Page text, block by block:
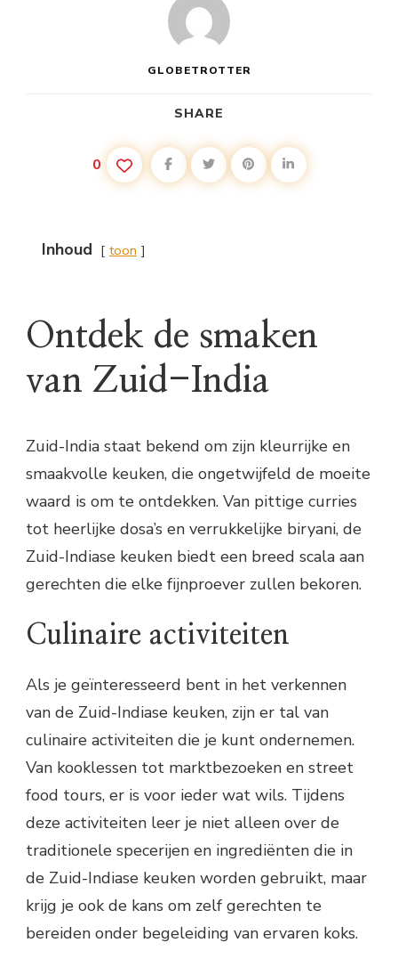
GLOBETROTTER
SHARE
0
Inhoud toon
Ontdek de smaken
van Zuid-India
Zuid-India staat bekend om zijn kleurrijke en
smaakvolle keuken, die ongetwijfeld de moeite
waard is om te ontdekken. Van pittige curries
tot heerlijke dosa’s en verrukkelijke biryani, de
Zuid-Indiase keuken biedt een breed scala aan
gerechten die elke fijnproever zullen bekoren.
Culinaire activiteiten
Als je geïnteresseerd bent in het verkennen
van de Zuid-Indiase keuken, zijn er tal van
culinaire activiteiten die je kunt ondernemen.
Van kooklessen tot marktbezoeken en street
food tours, er is voor ieder wat wils. Tijdens
deze activiteiten leer je niet alleen over de
traditionele specerijen en ingrediënten die in
de Zuid-Indiase keuken worden gebruikt, maar
krijg je ook de kans om zelf gerechten te
bereiden onder begeleiding van ervaren koks.